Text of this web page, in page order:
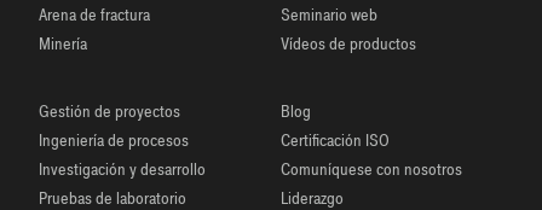
Arena de fractura
Minería
Seminario web
Vídeos de productos
Gestión de proyectos
Ingeniería de procesos
Investigación y desarrollo
Pruebas de laboratorio
Blog
Certificación ISO
Comuníquese con nosotros
Liderazgo